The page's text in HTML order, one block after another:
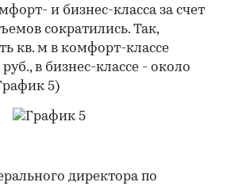
и бизнес-класса за счет
сократились. Так,
кв. м в комфорт-классе
руб., в бизнес-классе - около
5)
директора по